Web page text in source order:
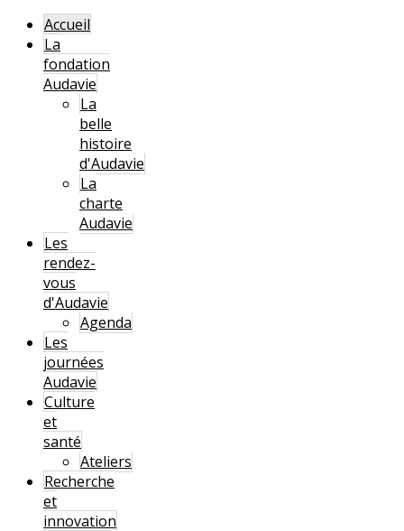
Accueil
La
fondation
Audavie
La
belle
histoire
d'Audavie
La
charte
Audavie
Les
rendez-
vous
d'Audavie
Agenda
Les
journées
Audavie
Culture
et
santé
Ateliers
Recherche
et
innovation